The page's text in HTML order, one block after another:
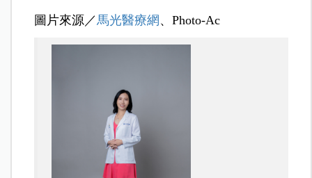
圖片來源／ 馬光醫療網、Photo-Ac